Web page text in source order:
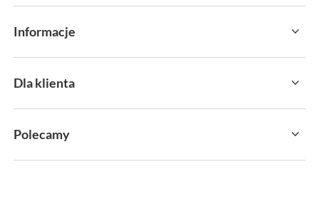
Informacje
Dla klienta
Polecamy